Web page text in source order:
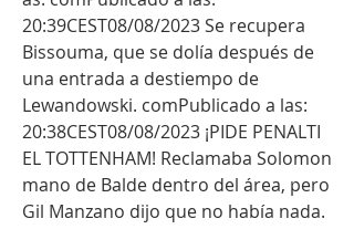
20:39CEST08/08/2023 Se recupera
Bissouma, que se dolía después de
una entrada a destiempo de
Lewandowski. comPublicado a las:
20:38CEST08/08/2023 ¡PIDE PENALTI
EL TOTTENHAM! Reclamaba Solomon
mano de Balde dentro del área, pero
Gil Manzano dijo que no había nada.